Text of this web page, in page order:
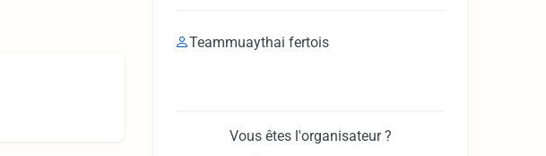
Teammuaythai fertois
Vous êtes l'organisateur ?